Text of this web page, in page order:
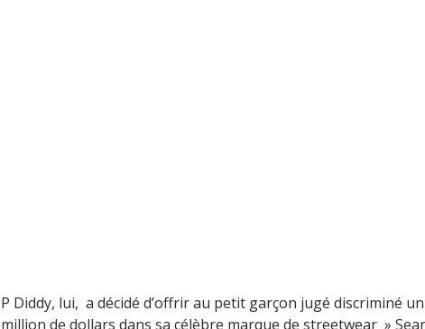
P Diddy, lui, a décidé d’offrir au petit garçon jugé discriminé
million de dollars dans sa célèbre marque de streetwear »